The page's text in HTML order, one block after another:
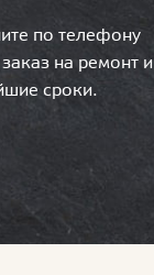
по телефону
на ремонт и
сроки.